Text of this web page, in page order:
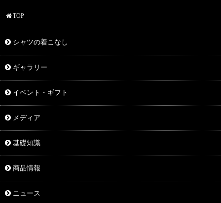
TOP
シャツの着こなし
ギャラリー
イベント・ギフト
メディア
基礎知識
商品情報
ニュース